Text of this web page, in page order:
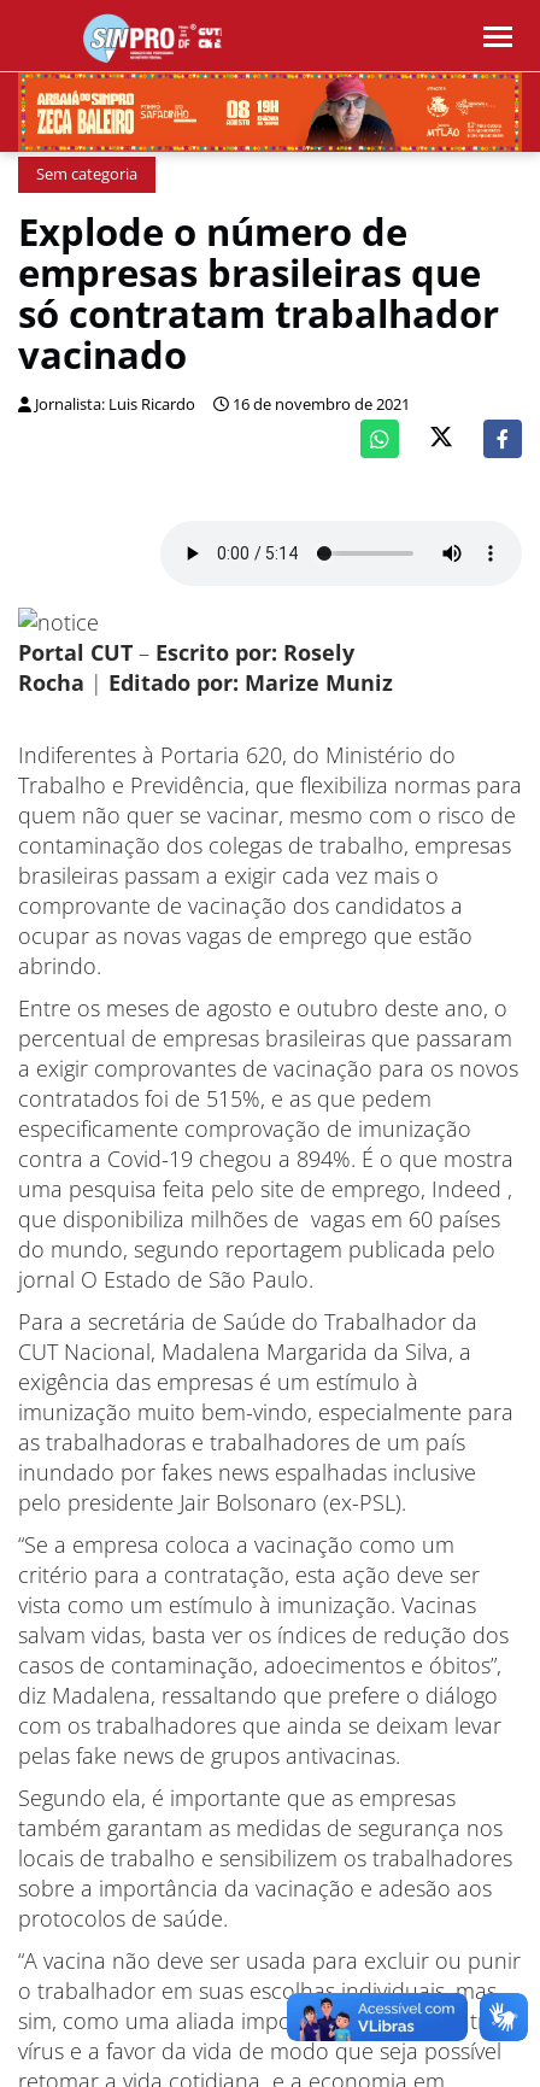
Sem categoria
Explode o número de
empresas brasileiras que
só contratam trabalhador
vacinado
Jornalista: Luis Ricardo 16 de novembro de 2021
Portal CUT – Escrito por: Rosely
Rocha | Editado por: Marize Muniz
Indiferentes à Portaria 620, do Ministério do
Trabalho e Previdência, que flexibiliza normas para
quem não quer se vacinar, mesmo com o risco de
contaminação dos colegas de trabalho, empresas
brasileiras passam a exigir cada vez mais o
comprovante de vacinação dos candidatos a
ocupar as novas vagas de emprego que estão
abrindo.
Entre os meses de agosto e outubro deste ano, o
percentual de empresas brasileiras que passaram
a exigir comprovantes de vacinação para os novos
contratados foi de 515%, e as que pedem
especificamente comprovação de imunização
contra a Covid-19 chegou a 894%. É o que mostra
uma pesquisa feita pelo site de emprego, Indeed ,
que disponibiliza milhões de vagas em 60 países
do mundo, segundo reportagem publicada pelo
jornal O Estado de São Paulo.
Para a secretária de Saúde do Trabalhador da
CUT Nacional, Madalena Margarida da Silva, a
exigência das empresas é um estímulo à
imunização muito bem-vindo, especialmente para
as trabalhadoras e trabalhadores de um país
inundado por fakes news espalhadas inclusive
pelo presidente Jair Bolsonaro (ex-PSL).
“Se a empresa coloca a vacinação como um
critério para a contratação, esta ação deve ser
vista como um estímulo à imunização. Vacinas
salvam vidas, basta ver os índices de redução dos
casos de contaminação, adoecimentos e óbitos”,
diz Madalena, ressaltando que prefere o diálogo
com os trabalhadores que ainda se deixam levar
pelas fake news de grupos antivacinas.
Segundo ela, é importante que as empresas
também garantam as medidas de segurança nos
locais de trabalho e sensibilizem os trabalhadores
sobre a importância da vacinação e adesão aos
protocolos de saúde.
“A vacina não deve ser usada para excluir ou punir
o trabalhador em suas escolhas individuais, mas
sim, como uma aliada importante na luta contra o
vírus e a favor da vida de modo que seja possível
retomar a vida cotidiana e a economia em